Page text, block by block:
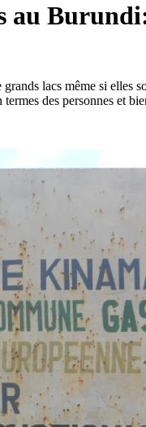
au
lacs même si
des personnes et